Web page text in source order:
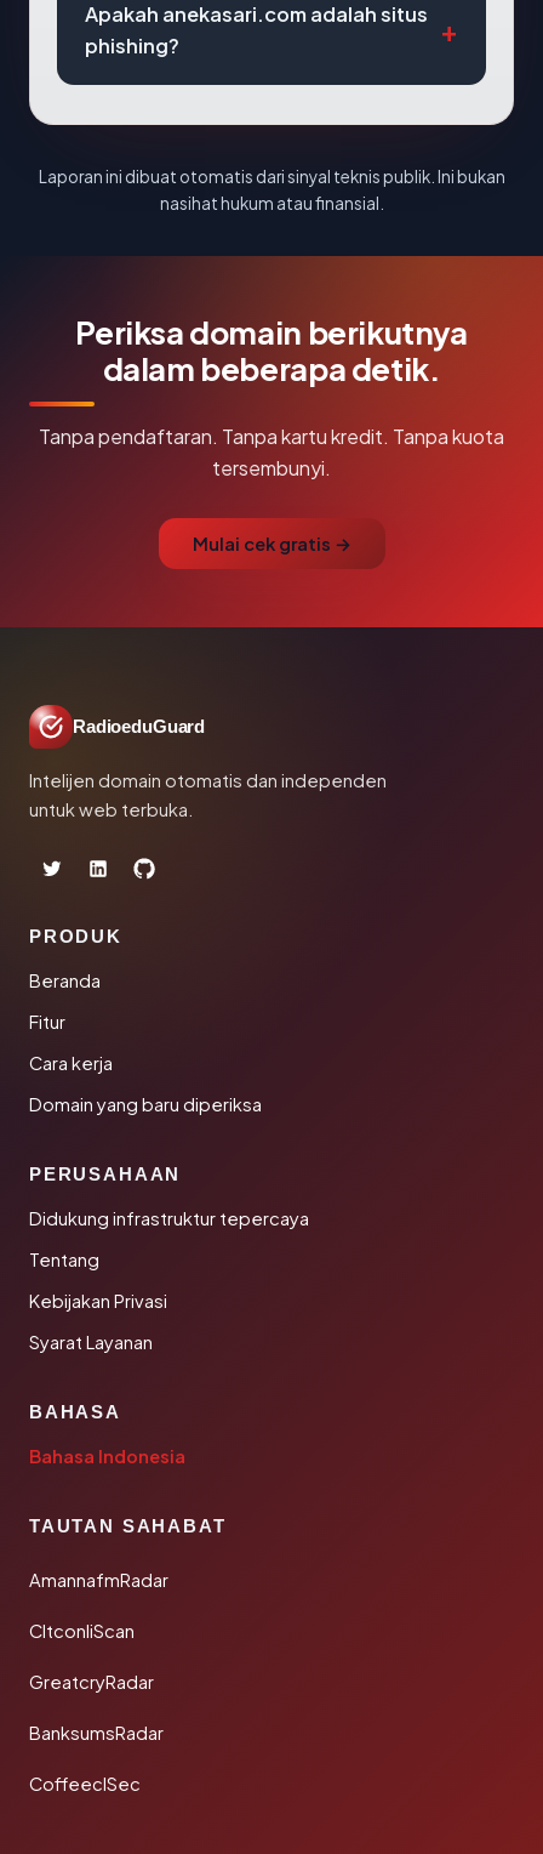
Apakah anekasari.com adalah situs
phishing?
Laporan ini dibuat otomatis dari sinyal teknis publik. Ini bukan
nasihat hukum atau finansial.
Periksa domain berikutnya
dalam beberapa detik.
Tanpa pendaftaran. Tanpa kartu kredit. Tanpa kuota
tersembunyi.
Mulai cek gratis →
RadioeduGuard
Intelijen domain otomatis dan independen
untuk web terbuka.
PRODUK
Beranda
Fitur
Cara kerja
Domain yang baru diperiksa
PERUSAHAAN
Didukung infrastruktur tepercaya
Tentang
Kebijakan Privasi
Syarat Layanan
BAHASA
Bahasa Indonesia
TAUTAN SAHABAT
AmannafmRadar
CltconliScan
GreatcryRadar
BanksumsRadar
CoffeeclSec